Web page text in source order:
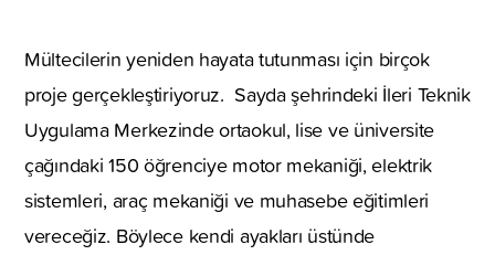
Mültecilerin yeniden hayata tutunması için birçok
proje gerçekleştiriyoruz. Sayda şehrindeki İleri Teknik
Uygulama Merkezinde ortaokul, lise ve üniversite
çağındaki 150 öğrenciye motor mekaniği, elektrik
sistemleri, araç mekaniği ve muhasebe eğitimleri
vereceğiz. Böylece kendi ayakları üstünde